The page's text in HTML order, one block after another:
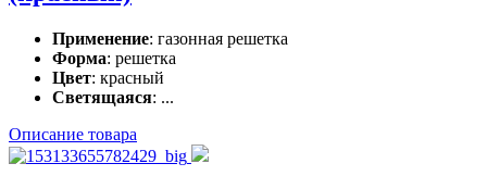
Применение: газонная решетка
Форма: решетка
Цвет: красный
Светящаяся: ...
Описание товара